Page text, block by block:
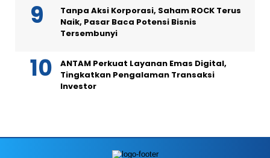
Tanpa Aksi Korporasi, Saham ROCK Terus
Naik, Pasar Baca Potensi Bisnis
Tersembunyi
ANTAM Perkuat Layanan Emas Digital,
Tingkatkan Pengalaman Transaksi
Investor